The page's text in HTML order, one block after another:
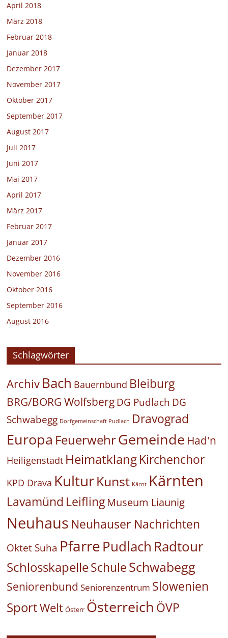
April 2018
März 2018
Februar 2018
Januar 2018
Dezember 2017
November 2017
Oktober 2017
September 2017
August 2017
Juli 2017
Juni 2017
Mai 2017
April 2017
März 2017
Februar 2017
Januar 2017
Dezember 2016
November 2016
Oktober 2016
September 2016
August 2016
Schlagwörter
Archiv Bach Bauernbund Bleiburg
BRG/BORG Wolfsberg DG Pudlach DG
Schwabegg Dorfgemeinschaft Pudlach Dravograd
Europa FeuerwehrGemeinde Had'n
Heiligenstadt HeimatklangKirchenchor
KPD Drava KulturKunst Kärnt Kärnten
Lavamünd Leifling Museum Liaunig
Neuhaus Neuhauser Nachrichten
Oktet Suha PfarrePudlach Radtour
SchlosskapelleSchuleSchwabegg
Seniorenbund Seniorenzentrum Slowenien
SportWelt Österr Österreich ÖVP